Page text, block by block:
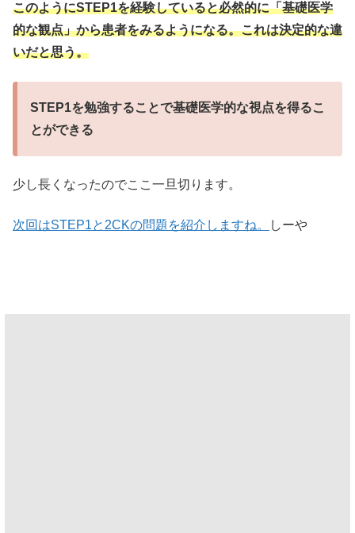
このようにSTEP1を経験していると必然的に「基礎医学
的な観点」から患者をみるようになる。これは決定的な違
いだと思う。
STEP1を勉強することで基礎医学的な視点を得るこ
とができる
少し長くなったのでここ一旦切ります。
次回はSTEP1と2CKの問題を紹介しますね。 しーや